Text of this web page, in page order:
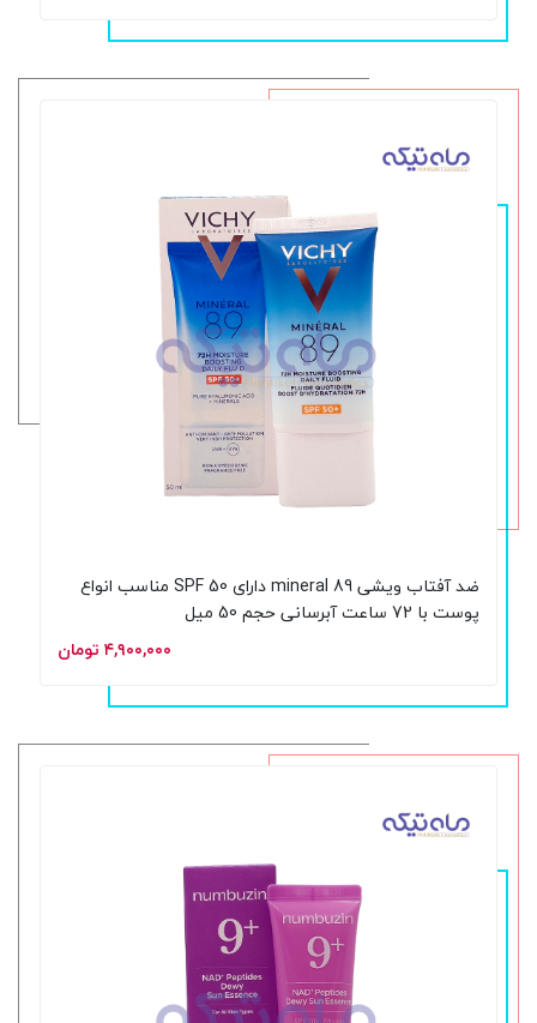
ضد آفتاب ویشی mineral 89 دارای SPF 50 مناسب انواع
پوست با 72 ساعت آبرسانی حجم 50 میل
۴,۹۰۰,۰۰۰ تومان